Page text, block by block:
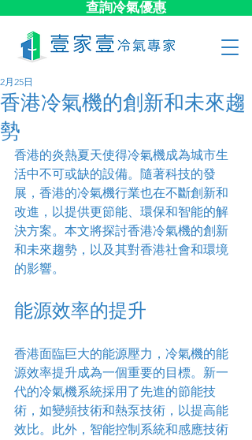
查詢冷氣優惠
香港冷氣機的創新和未來趨
勢
2月25日
香港的炎熱夏天使得冷氣機成為城市生
活中不可或缺的設備。隨著科技的發
展，香港的冷氣機行業也在不斷創新和
改進，以提供更節能、環保和智能的解
決方案。本文將探討香港冷氣機的創新
和未來趨勢，以及其對香港社會和環境
的影響。
能源效率的提升
香港面臨巨大的能源壓力，冷氣機的能
源效率提升成為一個重要的目標。新一
代的冷氣機系統採用了先進的節能技
術，如變頻技術和熱泵技術，以提高能
效比。此外，智能控制系統和感應技術